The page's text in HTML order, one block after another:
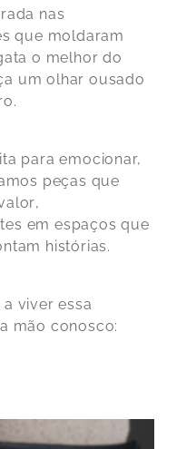
nas
que moldaram
o melhor do
um olhar ousado
paraemocionar,
peças que
,
em espaços que
histórias.
viver essa
mão conosco: